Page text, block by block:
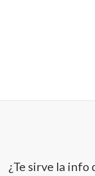
¿Te sirve la info